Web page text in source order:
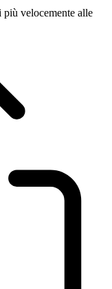
più velocemente alle